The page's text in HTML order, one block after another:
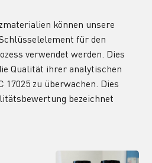
können unsere
für den
verwendet werden. Dies
Qualität ihrer analytischen
17025 zu überwachen. Dies
bezeichnet